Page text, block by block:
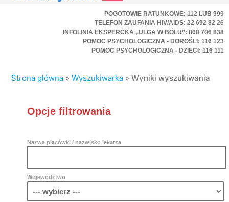
POGOTOWIE RATUNKOWE: 112 LUB 999
TELEFON ZAUFANIA HIV/AIDS: 22 692 82 26
INFOLINIA EKSPERCKA „ULGA W BÓLU”: 800 706 838
POMOC PSYCHOLOGICZNA - DOROŚLI: 116 123
POMOC PSYCHOLOGICZNA - DZIECI: 116 111
Strona główna »Wyszukiwarka »Wyniki wyszukiwania
Opcje filtrowania
Nazwa placówki / nazwisko lekarza
Województwo